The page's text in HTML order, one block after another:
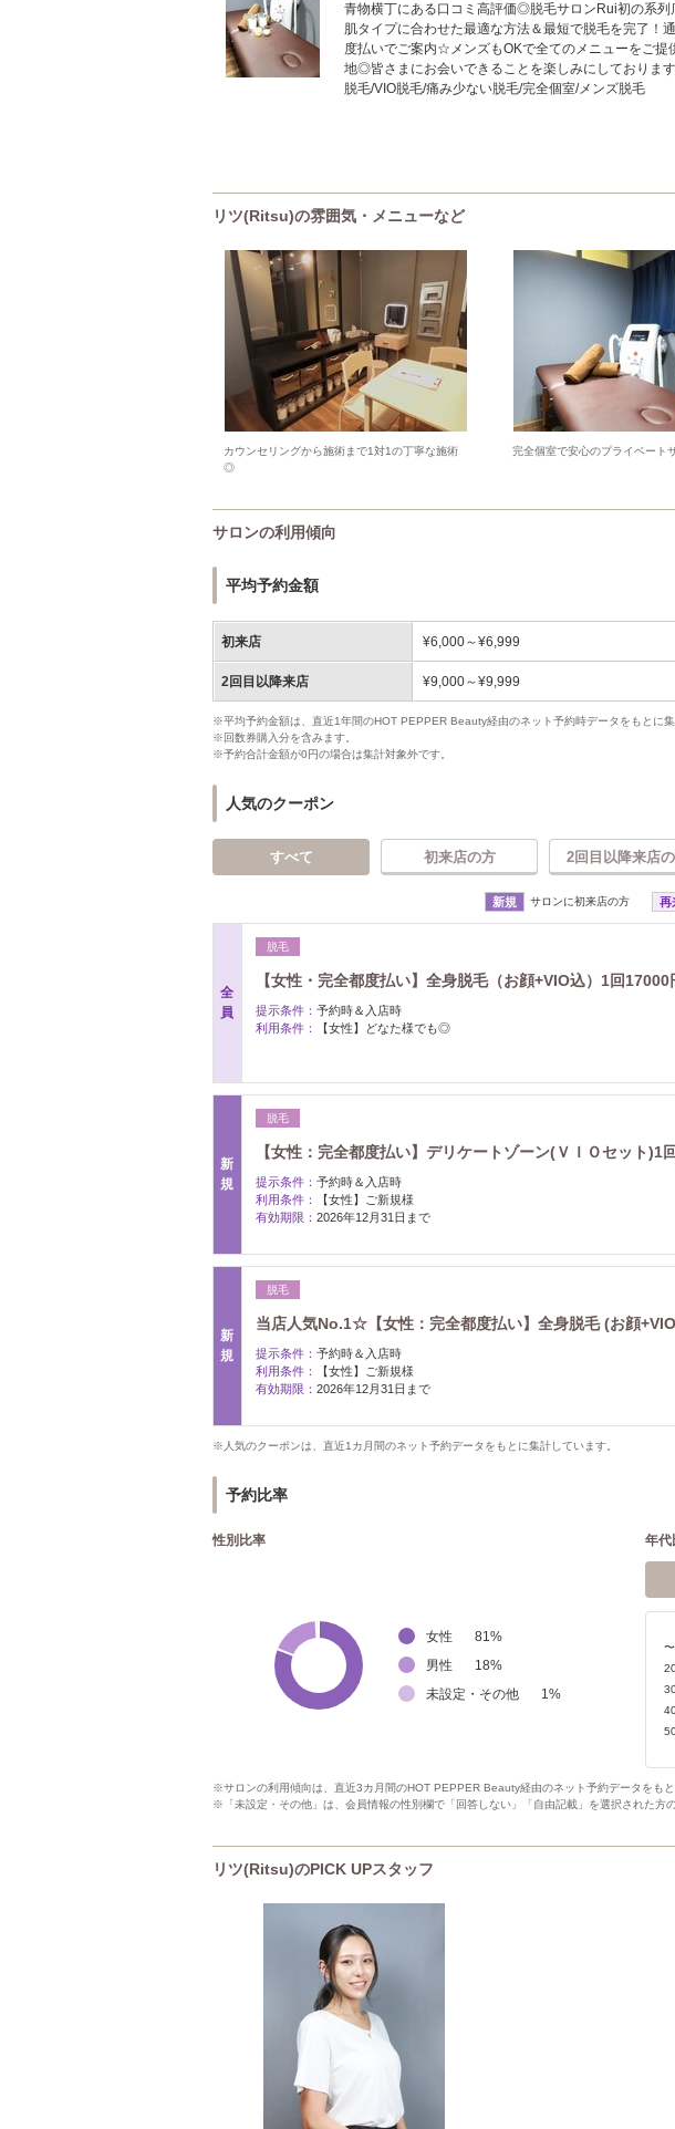
青物横丁にある口コミ高評価◎脱毛サロンRui初の系列
肌タイプに合わせた最適な方法＆最短で脱毛を完了！
度払いでご案内☆メンズもOKで全てのメニューをご提
地◎皆さまにお会いできることを楽しみにしておりま
脱毛/VIO脱毛/痛み少ない脱毛/完全個室/メンズ脱毛
リツ(Ritsu)の雰囲気・メニューなど
カウンセリングから施術まで1対1の丁寧な施術
◎
完全個室で安心のプライベート
サロンの利用傾向
平均予約金額
初来店 ¥6,000～¥6,999
2回目以降来店 ¥9,000～¥9,999
※平均予約金額は、直近1年間のHOT PEPPER Beauty経由のネット予約時データをもとに集
※回数券購入分を含みます。
※予約合計金額が0円の場合は集計対象外です。
人気のクーポン
すべて 初来店の方 2回目以降来店
新規 サロンに初来店の方 再
全
員
脱毛
【女性・完全都度払い】全身脱毛（お顔+VIO込）1回17000
提示条件： 予約時＆入店時
利用条件：
【女性】どなた様でも◎
新
規
脱毛
【女性：完全都度払い】デリケートゾーン(ＶＩＯセット)1
提示条件： 予約時＆入店時
利用条件：
【女性】ご新規様
有効期限： 2026年12月31日まで
新
規
脱毛
当店人気No.1☆【女性：完全都度払い】全身脱毛 (お顔
提示条件： 予約時＆入店時
利用条件：
【女性】ご新規様
有効期限： 2026年12月31日まで
※人気のクーポンは、直近1カ月間のネット予約データをもとに集計しています。
予約比率
性別比率
女性 81 %
男性
18%
未設定・その他
1 %
年代
※サロンの利用傾向は、直近3カ月間のHOT PEPPER Beauty経由のネット予約データをもと
※「未設定・その他」は、会員情報の性別欄で「回答しない」「自由記載」を選択された方
リツ(Ritsu)のPICK UPスタッフ